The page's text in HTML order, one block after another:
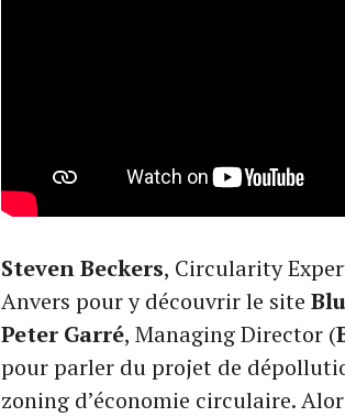
Steven Beckers, Circularity
Anvers pour y découvrir le site
Peter Garré, Managing Director (
pour parler du projet de
zoning d’économie circulaire.